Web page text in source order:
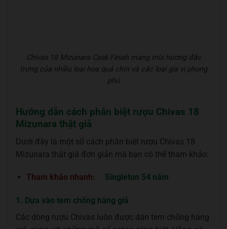
Chivas 18 Mizunara Cask Finish mang mùi hương đặc
trưng của nhiều loại hoa quả chín và các loại gia vị phong
phú
Hướng dẫn cách phân biệt rượu Chivas 18
Mizunara thật giả
Dưới đây là một số cách phân biệt rượu Chivas 18
Mizunara thật giả đơn giản mà bạn có thể tham khảo:
Tham khảo nhanh: Singleton 54 năm
1. Dựa vào tem chống hàng giả
Các dòng rượu Chivas luôn được dán tem chống hàng